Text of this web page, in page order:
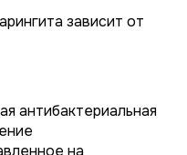
зависит от
антибактериальная
на